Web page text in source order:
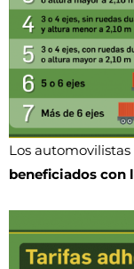
Los
beneficiados con